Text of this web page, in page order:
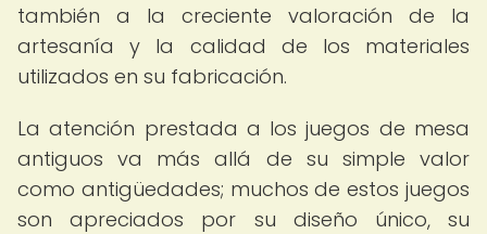
también a la creciente valoración de la
artesanía y la calidad de los materiales
utilizados en su fabricación.
La atención prestada a los juegos de mesa
antiguos va más allá de su simple valor
como antigüedades; muchos de estos juegos
son apreciados por su diseño único, su